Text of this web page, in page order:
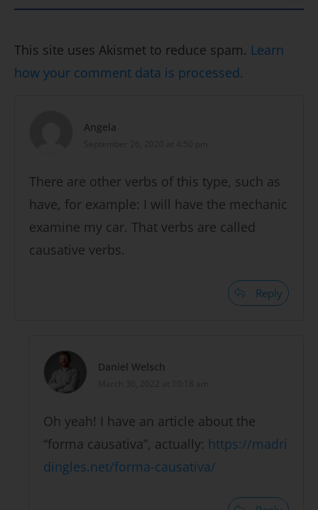
This site uses Akismet to reduce spam. Learn
how your comment data is processed.
Angela
There are other verbs of this type, such as
have, for example: I will have the mechanic
examine my car. That verbs are called
causative verbs.
Reply
Daniel Welsch
Oh yeah! I have an article about the
“forma causativa”, actually: https://madri
dingles.net/forma-causativa/